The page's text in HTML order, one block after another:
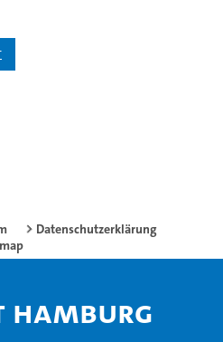
Datenschutzerklärung